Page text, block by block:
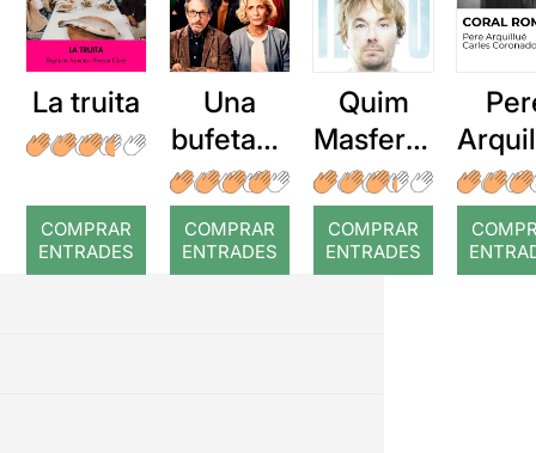
La truita
COMPRAR
ENTRADES
Una
bufetada
a temps
COMPRAR
ENTRADES
Quim
Masferre
r: Temps
COMPRAR
ENTRADES
: